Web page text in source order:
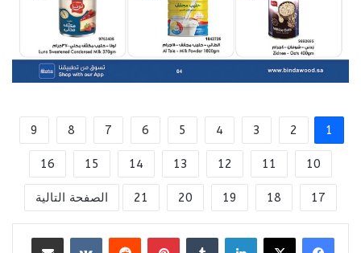
1
2
3
4
5
6
7
8
9
10
11
12
13
14
15
16
17
18
19
20
21 الصفحة التالية
لينكدإن بينتيريست مشاركة عبر البريد